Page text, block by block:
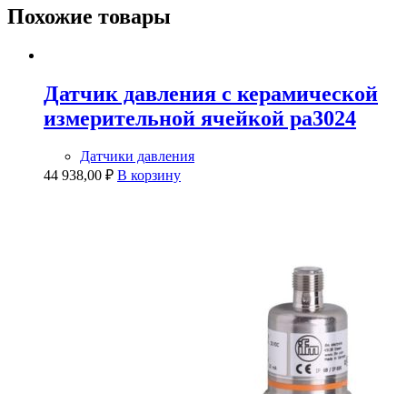
Похожие товары
Датчик давления с керамической
измерительной ячейкой pa3024
Датчики давления
44 938,00 ₽ В корзину